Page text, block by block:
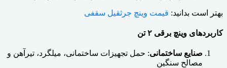
بهتر است بدانید: قیمت وینچ جرثقیل سقفی
کاربردهای وینچ برقی ۲ تن
صنایع ساختمانی: حمل تجهیزات ساختمانی، میلگرد، تیرآهن و
مصالح سنگین